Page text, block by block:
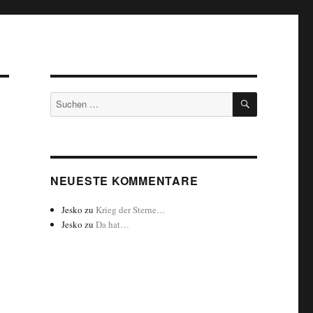
Suchen
nach:
SUCHEN
NEUESTE KOMMENTARE
Jesko zu Krieg der Sterne…
Jesko zuDa hat…